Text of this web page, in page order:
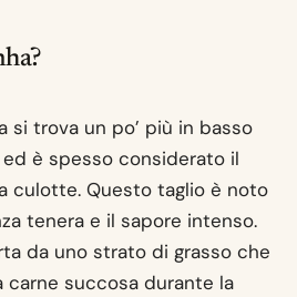
si trova un po’ più in basso
è spesso considerato il
culotte. Questo taglio è noto
tenera e il sapore intenso.
da uno strato di grasso che
carne succosa durante la